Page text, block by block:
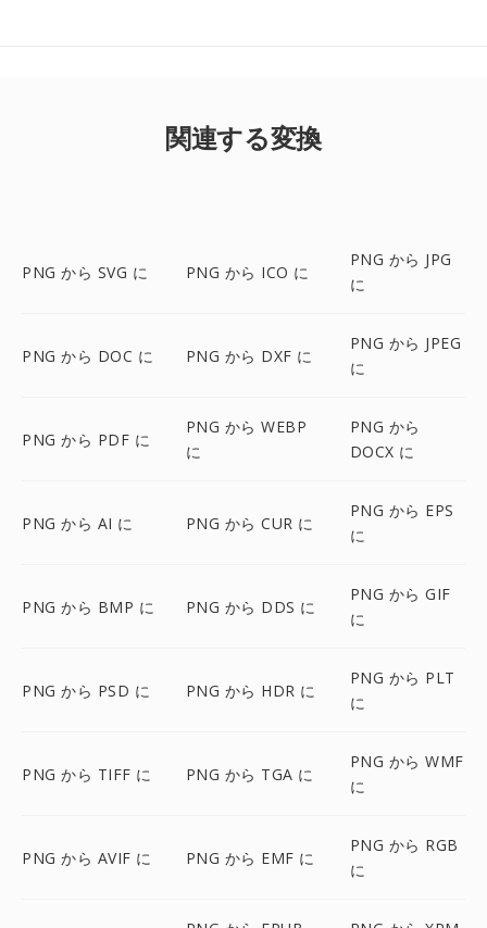
関連する変換
PNG から SVG に PNG から ICO に
PNG から JPG
に
PNG から DOC に PNG から DXF に
PNG から JPEG
に
PNG から PDF に
PNG から WEBP
に
PNG から
DOCX に
PNG から AI に PNG から CUR に
PNG から EPS
に
PNG から BMP に PNG から DDS に
PNG から GIF
に
PNG から PSD に PNG から HDR に
PNG から PLT
に
PNG から TIFF に PNG から TGA に
PNG から WMF
に
PNG から AVIF に PNG から EMF に
PNG から RGB
に